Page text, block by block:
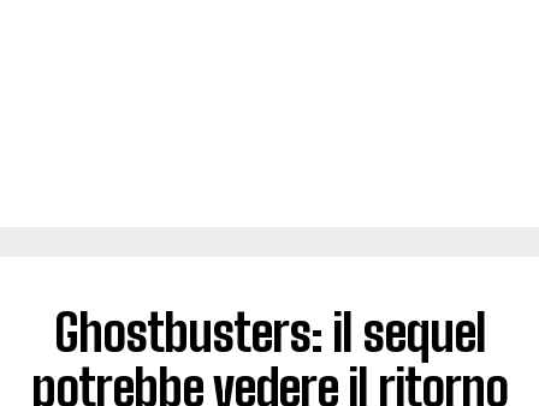
Ghostbusters: il sequel
potrebbe vedere il ritorno